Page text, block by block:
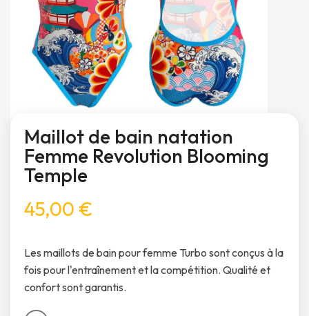
Maillot de bain natation
Femme Revolution Blooming
Temple
45,00 €
Les maillots de bain pour femme Turbo sont conçus à la
fois pour l'entraînement et la compétition. Qualité et
confort sont garantis.